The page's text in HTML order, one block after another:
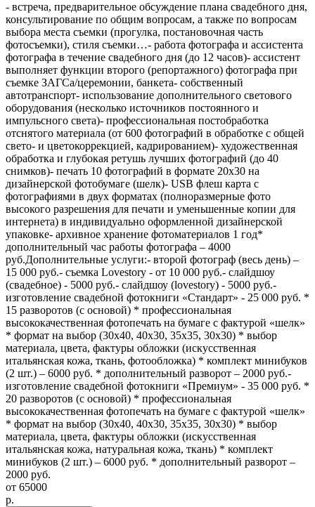
- встреча, предварительное обсуждение плана свадебного дня,
консультирование по общим вопросам, а также по вопросам
выбора места съемки (прогулка, постановочная часть
фотосъемки), стиля съемки…- работа фотографа и ассистента
фотографа в течение свадебного дня (до 12 часов)- ассистент
выполняет функции второго (репортажного) фотографа при
съемке ЗАГСа/церемонии, банкета- собственный
автотранспорт- использование дополнительного светового
оборудования (несколько источников постоянного и
импульсного света)- профессиональная постобработка
отснятого материала (от 600 фотографий в обработке с общей
свето- и цветокоррекцией, кадрированием)- художественная
обработка и глубокая ретушь лучших фотографий (до 40
снимков)- печать 10 фотографий в формате 20х30 на
дизайнерской фотобумаге (шелк)- USB флеш карта с
фотографиями в двух форматах (полноразмерные фото
высокого разрешения для печати и уменьшенные копии для
интернета) в индивидуально оформленной дизайнерской
упаковке- архивное хранение фотоматериалов 1 год*
дополнительный час работы фотографа – 4000
руб.Дополнительные услуги:- второй фотограф (весь день) –
15 000 руб.- съемка Lovestory - от 10 000 руб.- слайдшоу
(свадебное) - 5000 руб.- слайдшоу (lovestory) - 5000 руб.-
изготовление свадебной фотокниги «Стандарт» - 25 000 руб. *
15 разворотов (с основой) * профессиональная
высококачественная фотопечать на бумаге с фактурой «шелк»
* формат на выбор (30х40, 40х30, 35х35, 30х30) * выбор
материала, цвета, фактуры обложки (искусственная
итальянская кожа, ткань, фотообложка) * комплект минибуков
(2 шт.) – 6000 руб. * дополнительный разворот – 2000 руб.-
изготовление свадебной фотокниги «Премиум» - 35 000 руб. *
20 разворотов (с основой) * профессиональная
высококачественная фотопечать на бумаге с фактурой «шелк»
* формат на выбор (30х40, 40х30, 35х35, 30х30) * выбор
материала, цвета, фактуры обложки (искусственная
итальянская кожа, натуральная кожа, ткань) * комплект
минибуков (2 шт.) – 6000 руб. * дополнительный разворот –
2000 руб.
от 65000
p.